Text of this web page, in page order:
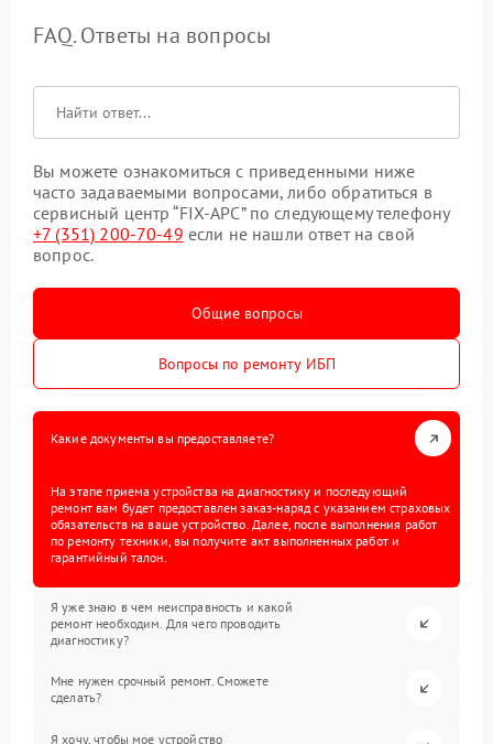
FAQ. Ответы на вопросы
Вы можете ознакомиться с приведенными ниже
часто задаваемыми вопросами, либо обратиться в
сервисный центр “FIX-APC” по следующему телефону
+7 (351) 200-70-49 если не нашли ответ на свой
вопрос.
Общие вопросы
Вопросы по ремонту ИБП
Какие документы вы предоставляете?
На этапе приема устройства на диагностику и последующий
ремонт вам будет предоставлен заказ-наряд с указанием страховых
обязательств на ваше устройство. Далее, после выполнения работ
по ремонту техники, вы получите акт выполненных работ и
гарантийный талон.
Я уже знаю в чем неисправность и какой
ремонт необходим. Для чего проводить
диагностику?
Мне нужен срочный ремонт. Сможете
сделать?
Я хочу, чтобы мое устройство